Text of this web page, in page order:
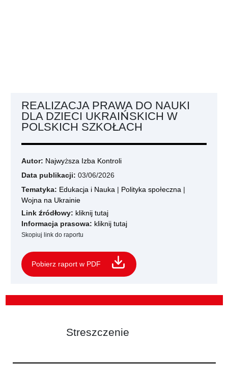
REALIZACJA PRAWA DO NAUKI
DLA DZIECI UKRAIŃSKICH W
POLSKICH SZKOŁACH
Autor: Najwyższa Izba Kontroli
Data publikacji: 03/06/2026
Tematyka: Edukacja i Nauka | Polityka społeczna |
Wojna na Ukrainie
Link źródłowy: kliknij tutaj
Informacja prasowa: kliknij tutaj
Skopiuj link do raportu
Pobierz raport w PDF
Streszczenie